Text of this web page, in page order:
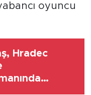
oyuncu
Hradec